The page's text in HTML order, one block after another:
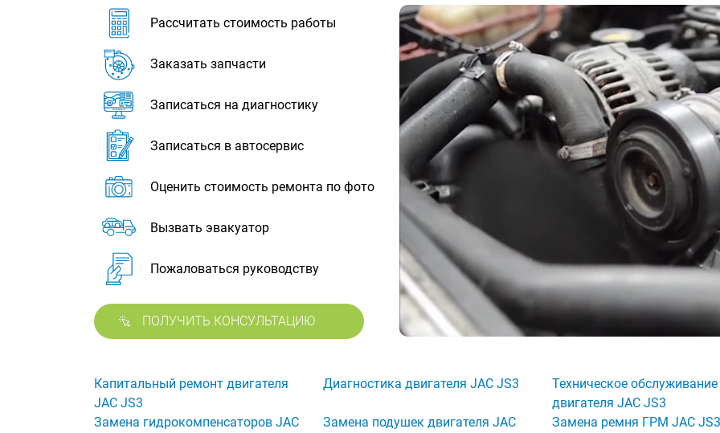
Рассчитать стоимость работы
Заказать запчасти
Записаться на диагностику
Записаться в автосервис
Оценить стоимость ремонта по фото
Вызвать эвакуатор
Пожаловаться руководству
ПОЛУЧИТЬ КОНСУЛЬТАЦИЮ
Капитальный ремонт двигателя
JAC JS3
Диагностика двигателя JAC JS3
Техническое обслуживание
двигателя JAC JS3
Замена гидрокомпенсаторов JAC
Замена подушек двигателя JAC Замена ремня ГРМ JAC JS3